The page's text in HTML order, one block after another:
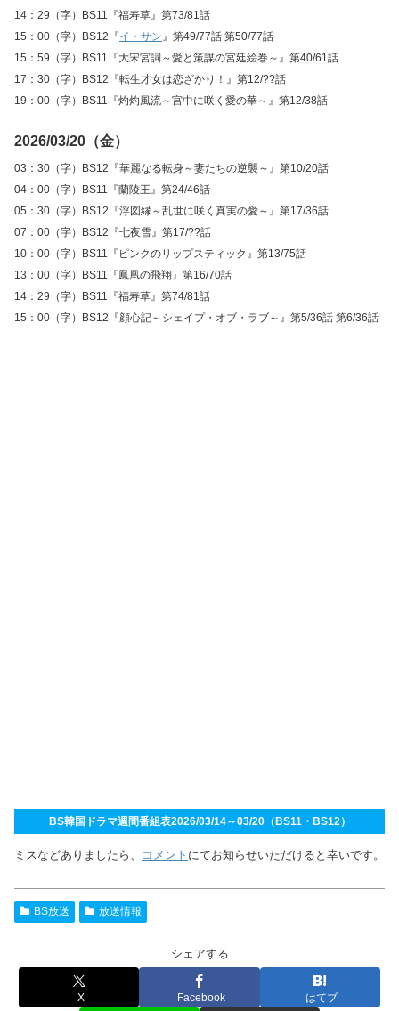
14：29（字）BS11『福寿草』第73/81話
15：00（字）BS12『イ・サン』第49/77話 第50/77話
15：59（字）BS11『大宋宮詞～愛と策謀の宮廷絵巻～』第40/61話
17：30（字）BS12『転生才女は恋ざかり！』第12/??話
19：00（字）BS11『灼灼風流～宮中に咲く愛の華～』第12/38話
2026/03/20（金）
03：30（字）BS12『華麗なる転身～妻たちの逆襲～』第10/20話
04：00（字）BS11『蘭陵王』第24/46話
05：30（字）BS12『浮図縁～乱世に咲く真実の愛～』第17/36話
07：00（字）BS12『七夜雪』第17/??話
10：00（字）BS11『ピンクのリップスティック』第13/75話
13：00（字）BS11『鳳凰の飛翔』第16/70話
14：29（字）BS11『福寿草』第74/81話
15：00（字）BS12『顔心記～シェイプ・オブ・ラブ～』第5/36話 第6/36話
BS韓国ドラマ週間番組表2026/03/14～03/20（BS11・BS12）
ミスなどありましたら、 コメント にてお知らせいただけると幸いです。
BS放送 放送情報
シェアする
X Facebook はてブ